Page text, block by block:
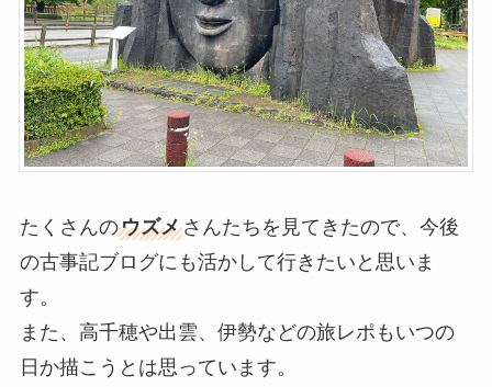
たくさんのウズメさんたちを見てきたので、今後
の古事記ブログにも活かして行きたいと思いま
す。
また、高千穂や出雲、伊勢などの旅レポもいつの
日か描こうとは思っています。